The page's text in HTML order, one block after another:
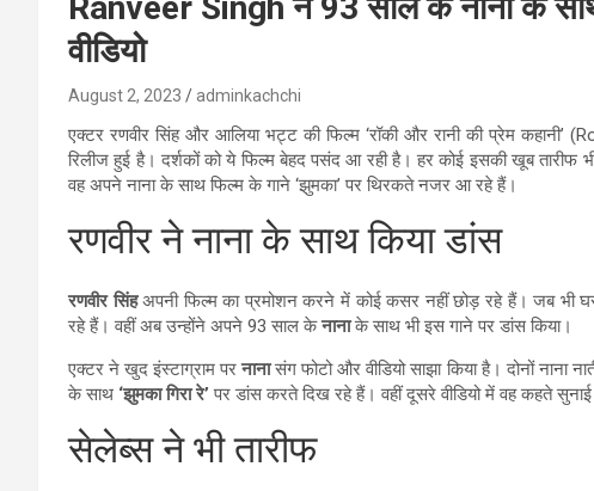
वीडियो
August 2, 2023 adminkachchi
एक्टर रणवीर सिंह और आलिया भट्ट की फिल्म ‘रॉकी और रानी की प्रेम
रिलीज हुई है। दर्शकों को ये फिल्म बेहद पसंद आ रही है। हर कोई इसकी खूब तारीफ
वह अपने नाना के साथ फिल्म के गाने ‘झुमका’ पर थिरकते नजर आ रहे हैं।
रणवीर ने नाना के साथ किया डांस
रणवीर सिंहअपनी फिल्म का प्रमोशन करने में कोई कसर नहीं छोड़ रहे हैं। जब भी
रहे हैं। वहीं अब उन्होंने अपने 93 साल केनानाके साथ भी इस गाने पर डांस किया।
एक्टर ने खुद इंस्टाग्राम परनानासंग फोटो और वीडियो साझा किया है। दोनों नाना
के साथ ‘झुमका गिरा रे’पर डांस करते दिख रहे हैं। वहीं दूसरे वीडियो में वह कहते
सेलेब्स ने भी तारीफ